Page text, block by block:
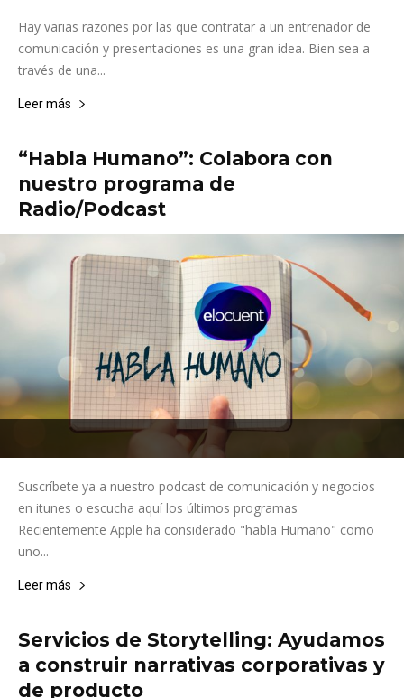
Hay varias razones por las que contratar a un entrenador de
comunicación y presentaciones es una gran idea. Bien sea a
través de una...
Leer más
“Habla Humano”: Colabora con
nuestro programa de
Radio/Podcast
Suscríbete ya a nuestro podcast de comunicación y negocios
en itunes o escucha aquí los últimos programas
Recientemente Apple ha considerado "habla Humano" como
uno...
Leer más
Servicios de Storytelling: Ayudamos
a construir narrativas corporativas y
de producto